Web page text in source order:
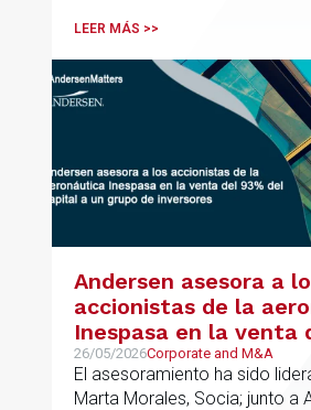
principalmente en los sectores
medioambiental
LEER MÁS >>
Andersen asesora a
accionistas de la
Inespasa en la venta
del capital a un grupo
inversores
26/05/2026Corporate and M&A
El asesoramiento ha sido
Marta Morales, Socia; junto a